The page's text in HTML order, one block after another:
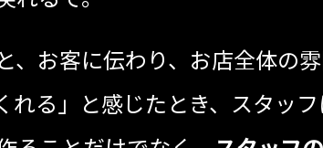
、お客に伝わり、お店全体の
れる」と感じたとき、スタッ